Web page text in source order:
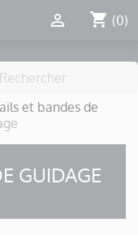
shopping_cart (0)

et bandes de
GUIDAGE